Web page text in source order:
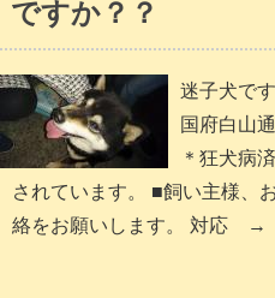
ですか？？
迷子犬で
国府白山
＊狂犬病
されています。 ■飼い主様、
絡をお願いします。 対応